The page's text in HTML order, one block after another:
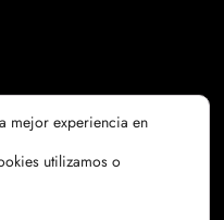
mejor experiencia en
utilizamos o